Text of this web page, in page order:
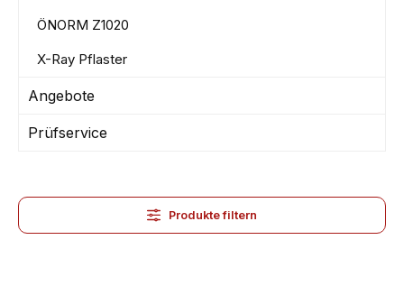
ÖNORM Z1020
X-Ray Pflaster
Angebote
Prüfservice
Produkte filtern